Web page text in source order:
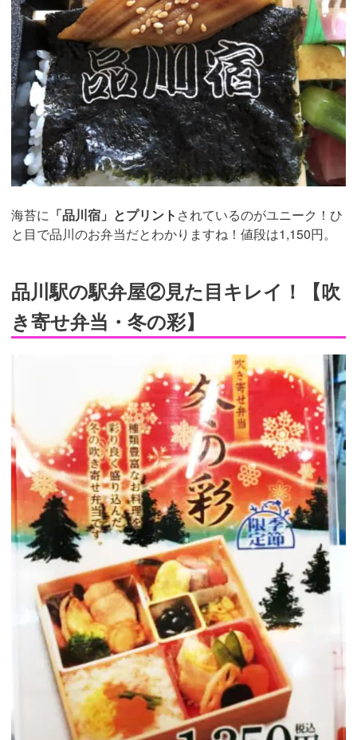
海苔に 「品川宿」とプリント されているのがユニーク！ひ
と目で品川のお弁当だとわかりますね！値段は1,150円。
品川駅の駅弁屋②見た目キレイ！【吹
き寄せ弁当・冬の彩】